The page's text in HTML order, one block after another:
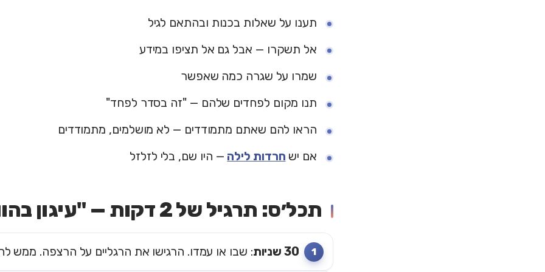
תענו על שאלות בכנות ובהתאם לגיל
אל תשקרו — אבל גם אל תציפו במידע
שמרו על שגרה כמה שאפשר
תנו מקום לפחדים שלהם — "זה בסדר לפחד"
הראו להם שאתם מתמודדים — לא מושלמים, מתמודדים
אם יש חרדות לילה — היו שם, בלי לזלזל
תכל׳ס: תרגיל של 2 דקות — "עיגון בהווה"
30 שניות : שבו או עמדו. הרגישו את הרגליים על הרצפה. ממש